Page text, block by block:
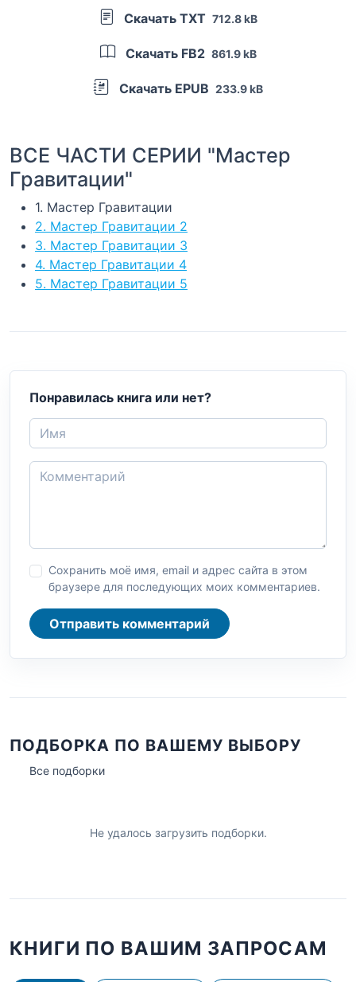
Скачать TXT 712.8 kB
Скачать FB2 861.9 kB
Скачать EPUB 233.9 kB
ВСЕ ЧАСТИ СЕРИИ "Мастер
Гравитации"
1. Мастер Гравитации
2. Мастер Гравитации 2
3. Мастер Гравитации 3
4. Мастер Гравитации 4
5. Мастер Гравитации 5
Понравилась книга или нет?
Сохранить моё имя, email и адрес сайта в этом
браузере для последующих моих комментариев.
Отправить комментарий
ПОДБОРКА ПО ВАШЕМУ ВЫБОРУ
Все подборки
Не удалось загрузить подборки.
КНИГИ ПО ВАШИМ ЗАПРОСАМ